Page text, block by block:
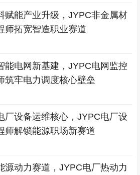
赋能产业升级，JYPC非金属材
师拓宽智造职业赛道
能电网新基建，JYPC电网监控
筑牢电力调度核心壁垒
厂设备运维核心，JYPC电厂设
师解锁能源职场新赛道
源动力赛道，JYPC电厂热动力